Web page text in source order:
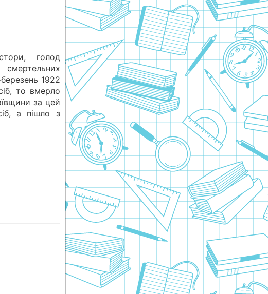
голод
1922
то вмерло
за цей
а пішло з